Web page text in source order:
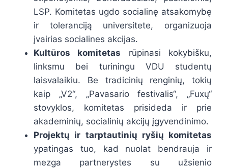
LSP. Komitetas ugdo socialinę atsakomybę
ir toleranciją universitete, organizuoja
įvairias socialines akcijas.
Kultūros komitetas rūpinasi kokybišku,
linksmu bei turiningu VDU studentų
laisvalaikiu. Be tradicinių renginių, tokių
kaip „V2“, „Pavasario festivalis“, „Fuxų“
stovyklos, komitetas prisideda ir prie
akademinių, socialinių akcijų įgyvendinimo.
Projektų ir tarptautinių ryšių komitetas
ypatingas tuo, kad nuolat bendrauja ir
mezga partnerystes su užsienio